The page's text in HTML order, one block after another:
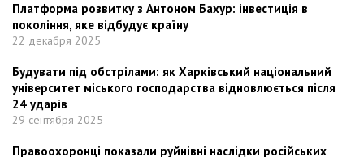
Платформа розвитку з Антоном Бахур: інвестиція в
покоління, яке відбудує країну
22 декабря 2025
Будувати під обстрілами: як Харківський національний
університет міського господарства відновлюється після
24 ударів
29 сентября 2025
Правоохоронці показали руйнівні наслідки російських